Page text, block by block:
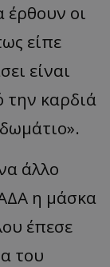
έρθουν οι
είπε
είναι
την καρδιά
άλλο
η μάσκα
έπεσε
του